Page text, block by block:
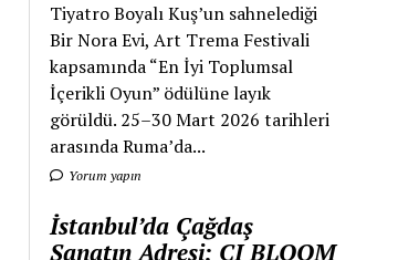
Tiyatro Boyalı Kuş’un sahnelediği
Bir Nora Evi, Art Trema Festivali
kapsamında “En İyi Toplumsal
İçerikli Oyun” ödülüne layık
görüldü. 25–30 Mart 2026 tarihleri
arasında Ruma’da...
Yorum yapın
İstanbul’da Çağdaş
Sanatın Adresi: CI BLOOM